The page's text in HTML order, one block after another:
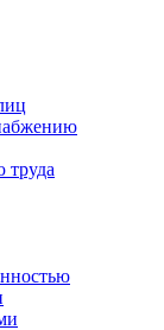
труда